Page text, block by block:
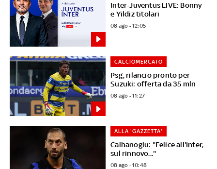
Inter-Juventus LIVE: Bonny
e Yildiz titolari
08 ago - 12:05
Psg, rilancio pronto per
Suzuki: offerta da 35 mln
CALCIOMERCATO
08 ago - 11:27
Calhanoglu: "Felice all'Inter,
sul rinnovo..."
ALLA 'GAZZETTA'
08 ago - 10:48